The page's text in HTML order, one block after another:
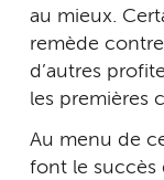
au mieux.
remède
d’autres
les premières
Au menu de
font le succès